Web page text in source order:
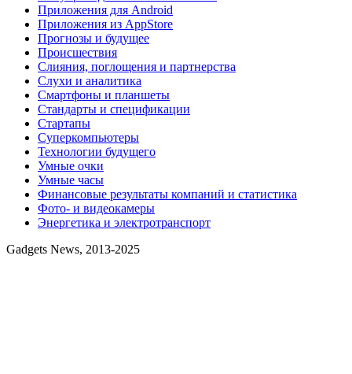
Приложения для Android
Приложения из AppStore
Прогнозы и будущее
Происшествия
Слияния, поглощения и партнерства
Слухи и аналитика
Смартфоны и планшеты
Стандарты и спецификации
Стартапы
Суперкомпьютеры
Технологии будущего
Умные очки
Умные часы
Финансовые результаты компаний и статистика
Фото- и видеокамеры
Энергетика и электротранспорт
Gadgets News, 2013-2025